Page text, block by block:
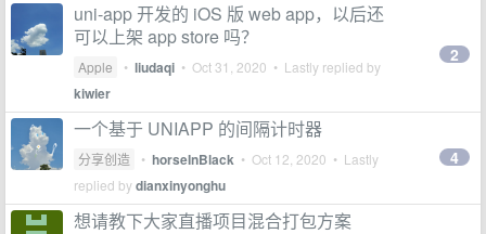
uni-app 开发的 iOS 版 web app，以后还
可以上架 app store 吗？
Apple • liudaqi • Oct 31, 2020 • Lastly replied by
kiwier
2
一个基于 UNIAPP 的间隔计时器
分享创造 • horseInBlack • Oct 12, 2020 • Lastly
replied bydianxinyonghu
4
想请教下大家直播项目混合打包方案